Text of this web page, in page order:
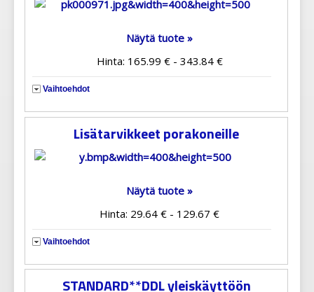
Näytä tuote »
Hinta: 165.99 € - 343.84 €
Vaihtoehdot
Lisätarvikkeet porakoneille
Näytä tuote »
Hinta: 29.64 € - 129.67 €
Vaihtoehdot
STANDARD**DDL yleiskäyttöön